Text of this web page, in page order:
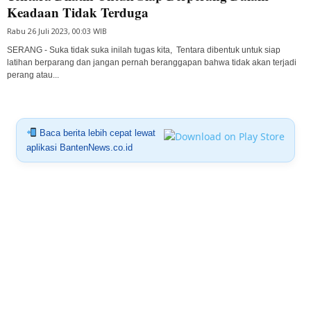
Keadaan Tidak Terduga
Rabu 26 Juli 2023, 00:03 WIB
SERANG - Suka tidak suka inilah tugas kita, Tentara dibentuk untuk siap
latihan berparang dan jangan pernah beranggapan bahwa tidak akan terjadi
perang atau...
Baca berita lebih cepat lewat
aplikasi BantenNews.co.id